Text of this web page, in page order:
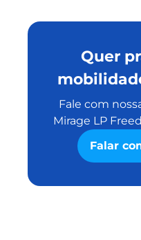
Quer
Fale com
Mirage LP
Falar